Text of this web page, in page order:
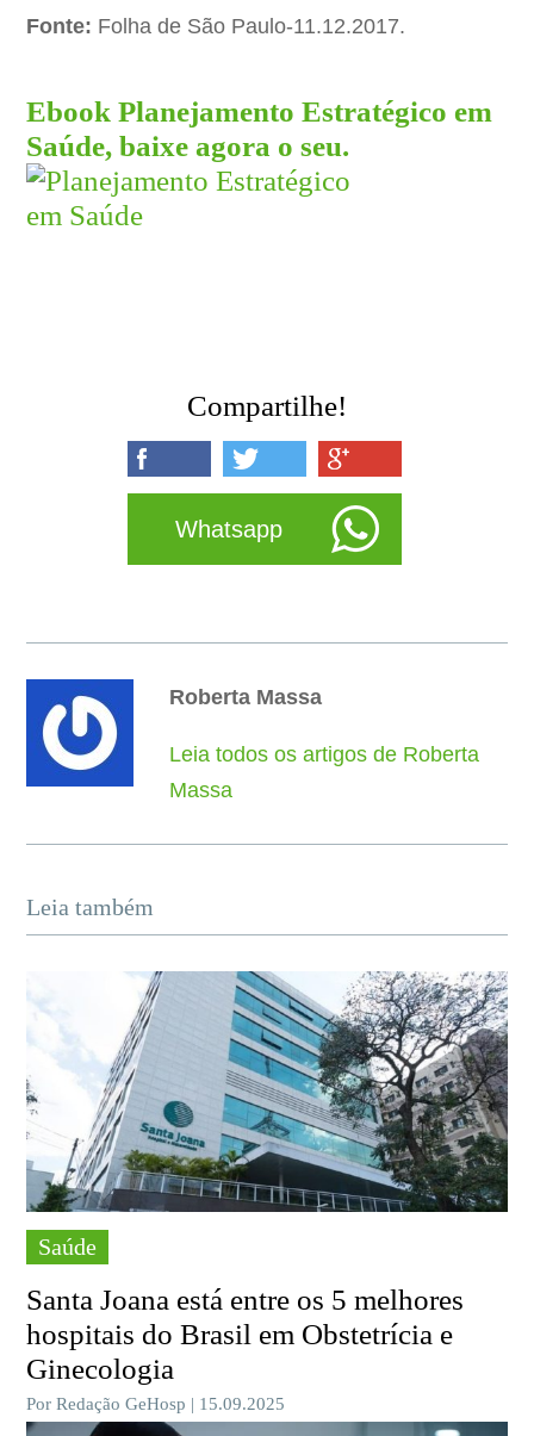
Fonte: Folha de São Paulo-11.12.2017.
Ebook Planejamento Estratégico em
Saúde, baixe agora o seu.
Compartilhe!
Whatsapp
Roberta Massa
Leia todos os artigos de Roberta
Massa
Leia também
Saúde
Santa Joana está entre os 5 melhores
hospitais do Brasil em Obstetrícia e
Ginecologia
Por Redação GeHosp | 15.09.2025